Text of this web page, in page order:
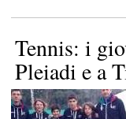
Tennis: i
Pleiadi e a